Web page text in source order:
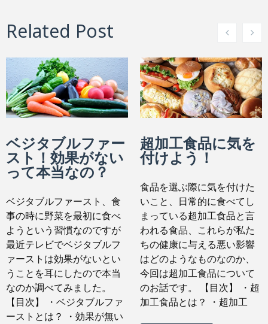
Related Post
ベジタブルファー
スト！効果がない
って本当なの？
ベジタブルファースト、食
事の時に野菜を最初に食べ
ようという習慣なのですが
最近テレビでベジタブルフ
ァーストは効果がないとい
うことを耳にしたので本当
なのか調べてみました。
【目次】 ・ベジタブルファ
ーストとは？ ・効果が無い
超加工食品に気を
付けよう！
食品を選ぶ際に気を付けた
いこと、日常的に食べてし
まっている超加工食品と言
われる食品、これらが私た
ちの健康に与える悪い影響
はどのようなものなのか、
今回は超加工食品について
のお話です。 【目次】 ・超
加工食品とは？ ・超加工